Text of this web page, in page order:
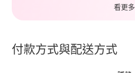
看更多
付款方式與配送方式